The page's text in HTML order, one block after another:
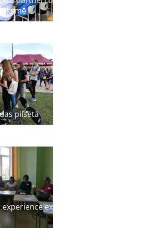
pilsētā
exchange workshop in